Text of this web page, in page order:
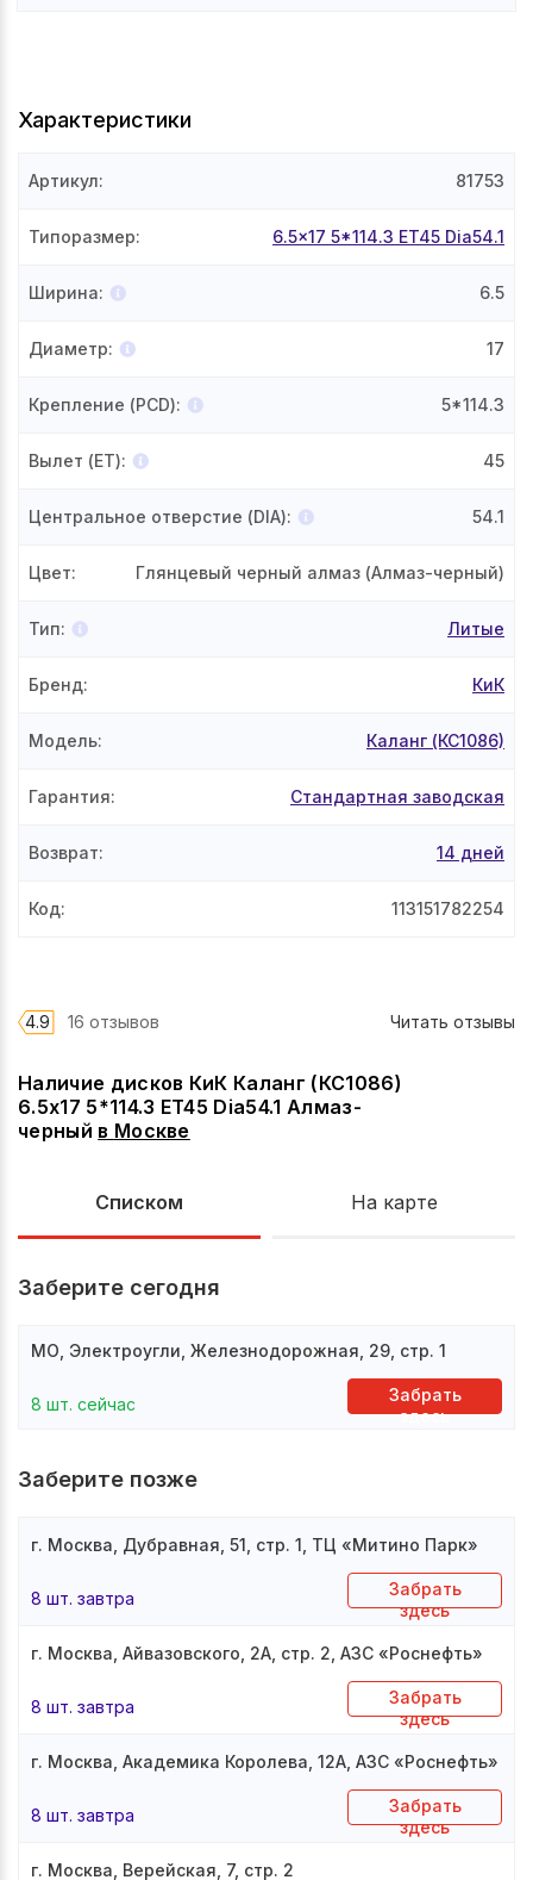
Наличие дисков КиК Каланг (КС1086)
6.5x17 5*114.3 ET45 Dia54.1 Алмаз-
черный в Москве
Списком На карте
Заберите сегодня
МО, Электроугли, Железнодорожная, 29, стр. 1
8 шт. сейчас
Забрать
здесь
Заберите позже
г. Москва, Дубравная, 51, стр. 1, ТЦ «Митино Парк»
8 шт. завтра
Забрать
здесь
г. Москва, Айвазовского, 2А, стр. 2, АЗС «Роснефть»
8 шт. завтра
Забрать
здесь
г. Москва, Академика Королева, 12А, АЗС «Роснефть»
8 шт. завтра
Забрать
здесь
г. Москва, Верейская, 7, стр. 2
Характеристики
Артикул: 81753
Типоразмер: 6.5x17 5*114.3 ET45 Dia54.1
Ширина: 6.5
Диаметр: 17
Крепление (PCD): 5*114.3
Вылет (ET): 45
Центральное отверстие (DIA): 54.1
Цвет: Глянцевый черный алмаз (Алмаз-черный)
Тип: Литые
Бренд: КиК
Модель: Каланг (КС1086)
Гарантия: Стандартная заводская
Возврат: 14 дней
Код: 113151782254
4.9 16 отзывов Читать отзывы